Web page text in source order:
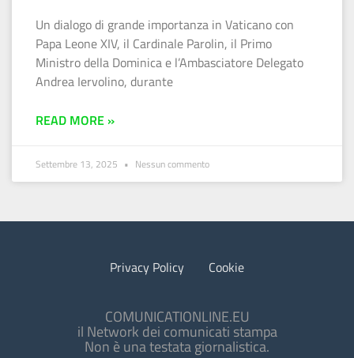
Un dialogo di grande importanza in Vaticano con
Papa Leone XIV, il Cardinale Parolin, il Primo
Ministro della Dominica e l’Ambasciatore Delegato
Andrea Iervolino, durante
READ MORE »
Settembre 13, 2025 Nessun commento
Privacy Policy Cookie
COMUNICATIONLINE.EU
il Network dei comunicati stampa
Non è una testata giornalistica.